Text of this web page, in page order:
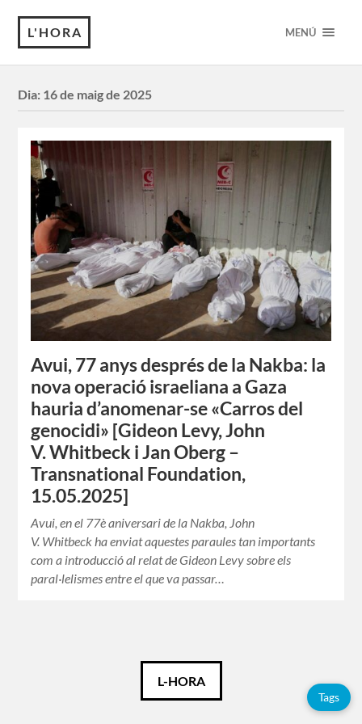
L'HORA MENÚ
Dia: 16 de maig de 2025
Avui, 77 anys després de la Nakba: la
nova operació israeliana a Gaza
hauria d’anomenar-se «Carros del
genocidi» [Gideon Levy, John
V. Whitbeck i Jan Oberg –
Transnational Foundation,
15.05.2025]
Avui, en el 77è aniversari de la Nakba, John
V. Whitbeck ha enviat aquestes paraules tan importants
com a introducció al relat de Gideon Levy sobre els
paral·lelismes entre el que va passar…
L-HORA
Tags